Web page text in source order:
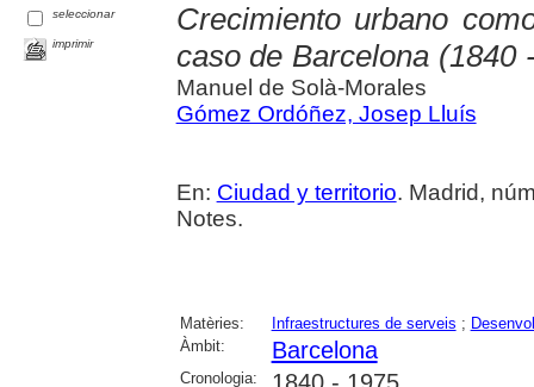
seleccionar
imprimir
Crecimiento urbano
caso de Barcelona (1840
Manuel de Solà-Morales
Gómez Ordóñez, Josep Lluís
En: Ciudad y territorio. Madrid,
Notes.
Matèries: Infraestructures de serveis ;
Àmbit:
Barcelona
Cronologia: